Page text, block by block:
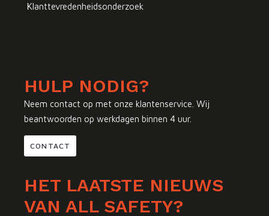
Klanttevredenheidsonderzoek
HULP NODIG?
Neem contact op met onze klantenservice. Wij
beantwoorden op werkdagen binnen 4 uur.
CONTACT
HET LAATSTE NIEUWS
VAN ALL SAFETY?